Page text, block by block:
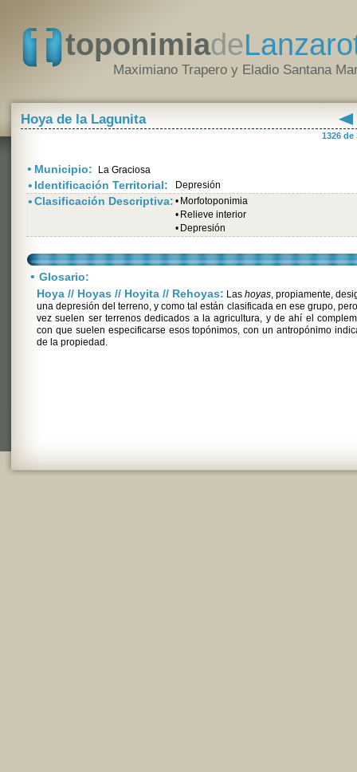
toponimiade
Maximiano Trapero y Eladio Santana
Hoya de la Lagunita
1326 de
• Municipio: La Graciosa
• Identificación Territorial: Depresión
•Clasificación Descriptiva: • Morfotoponimia
• Relieve interior
• Depresión
• Glosario:
Hoya // Hoyas // Hoyita // Rehoyas: Las hoyas, propiamente,
una depresión del terreno, y como tal están clasificada en ese grupo,
vez suelen ser terrenos dedicados a la agricultura, y de ahí el
con que suelen especificarse esos topónimos, con un antropónimo
de la propiedad.